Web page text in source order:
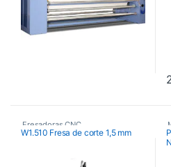
Fresadoras CNC
W1.510 Fresa de corte 1,5 mm